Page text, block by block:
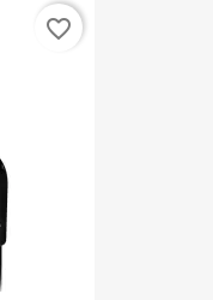
favorite_border